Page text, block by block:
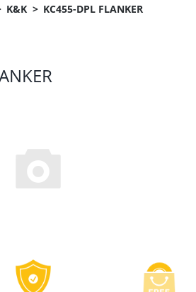
K&K KC455-DPL FLANKER